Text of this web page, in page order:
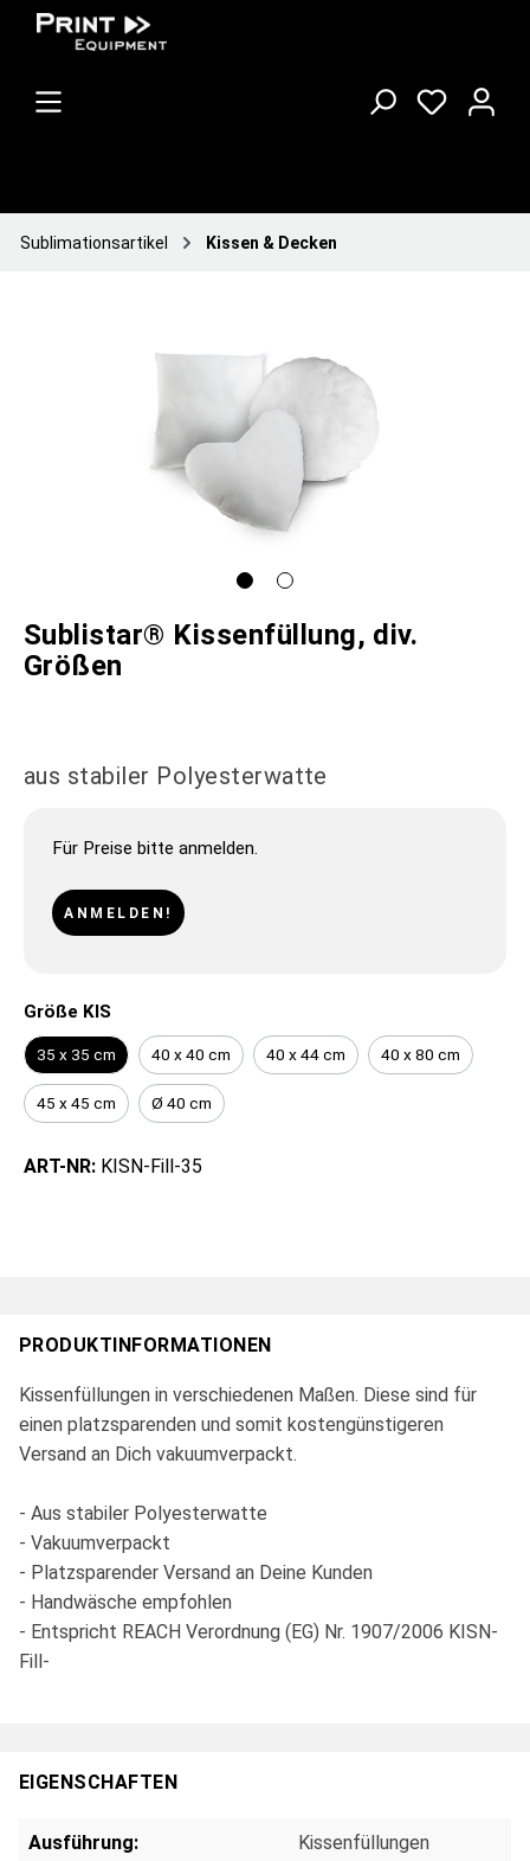
Sublimationsartikel Kissen & Decken
Sublistar® Kissenfüllung, div.
Größen
aus stabiler Polyesterwatte
Für Preise bitte anmelden.
ANMELDEN!
Größe KIS
35 x 35 cm 40 x 40 cm 40 x 44 cm 40 x 80 cm
45 x 45 cm Ø 40 cm
ART-NR: KISN-Fill-35
PRODUKTINFORMATIONEN
Kissenfüllungen in verschiedenen Maßen. Diese sind für
einen platzsparenden und somit kostengünstigeren
Versand an Dich vakuumverpackt.
- Aus stabiler Polyesterwatte
- Vakuumverpackt
- Platzsparender Versand an Deine Kunden
- Handwäsche empfohlen
- Entspricht REACH Verordnung (EG) Nr. 1907/2006 KISN-
Fill-
EIGENSCHAFTEN
Ausführung: Kissenfüllungen